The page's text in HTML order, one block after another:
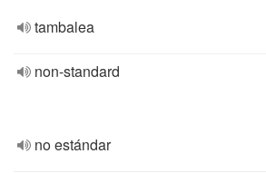
tambalea
non-standard
no estándar